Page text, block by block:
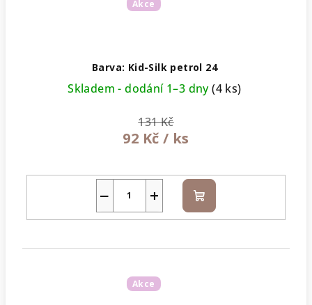
Akce
Barva: Kid-Silk petrol 24
Skladem - dodání 1–3 dny(4 ks)
131 Kč
92 Kč / ks
+
− Do
košíku
Akce